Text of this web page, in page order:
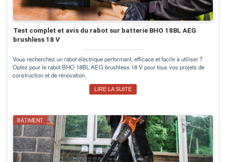
Test complet et avis du rabot sur batterie BHO 18BL AEG
brushless 18 V
Vous recherchez un rabot électrique performant, efficace et facile à utiliser ?
Optez pour le rabot BHO 18BL AEG brushless 18 V pour tous vos projets de
construction et de rénovation.
LIRE LA SUITE
BÂTIMENT